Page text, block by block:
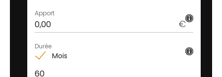
€
Apport
Mois
Durée